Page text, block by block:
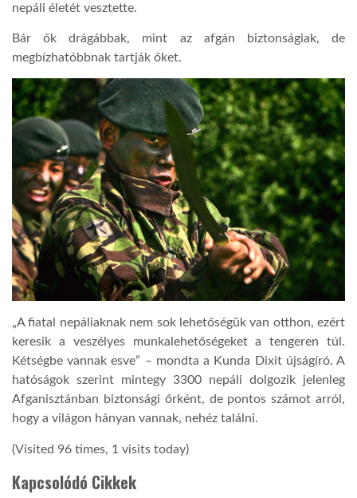
nepáli életét vesztette.
Bár ők drágábbak, mint az afgán biztonságiak, de
megbízhatóbbnak tartják őket.
„A fiatal nepáliaknak nem sok lehetőségük van otthon, ezért
keresik a veszélyes munkalehetőségeket a tengeren túl.
Kétségbe vannak esve” – mondta a Kunda Dixit újságíró. A
hatóságok szerint mintegy 3300 nepáli dolgozik jelenleg
Afganisztánban biztonsági őrként, de pontos számot arról,
hogy a világon hányan vannak, nehéz találni.
(Visited 96 times, 1 visits today)
Kapcsolódó Cikkek